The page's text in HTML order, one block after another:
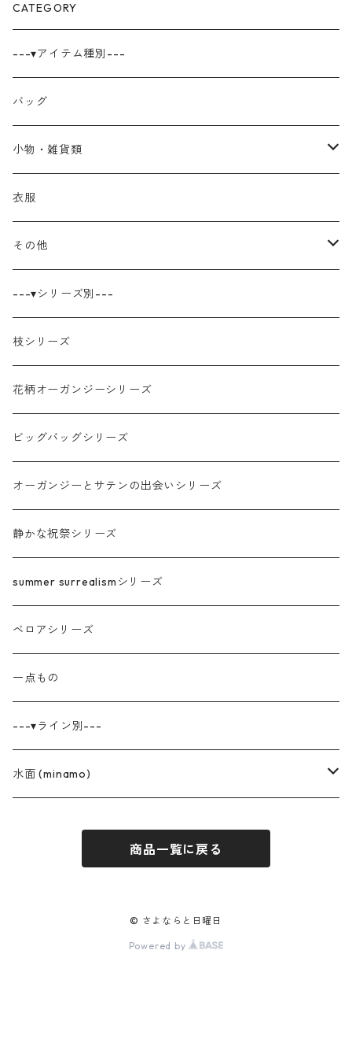
CATEGORY
---▾アイテム種別---
バッグ
小物・雑貨類
巾着
ポーチ
ブックカバー
ティッシュケース
シール・ステッカー
衣服
その他
キャンバス原画
---▾シリーズ別---
枝シリーズ
花柄オーガンジーシリーズ
ビッグバッグシリーズ
オーガンジーとサテンの出会いシリーズ
静かな祝祭シリーズ
summer surrealismシリーズ
ベロアシリーズ
一点もの
---▾ライン別---
水面 (minamo)
ベロアシリーズ
商品一覧に戻る
© さよならと日曜日
Powered by